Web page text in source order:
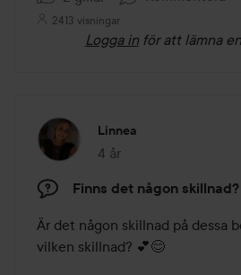
2413 visningar
Logga in för att lämna
Linnea
4 år
Inlägget skapades 4 år
Finns det någon skillnad?
Är det någon skillnad på dessa
vilken skillnad? 💕😊